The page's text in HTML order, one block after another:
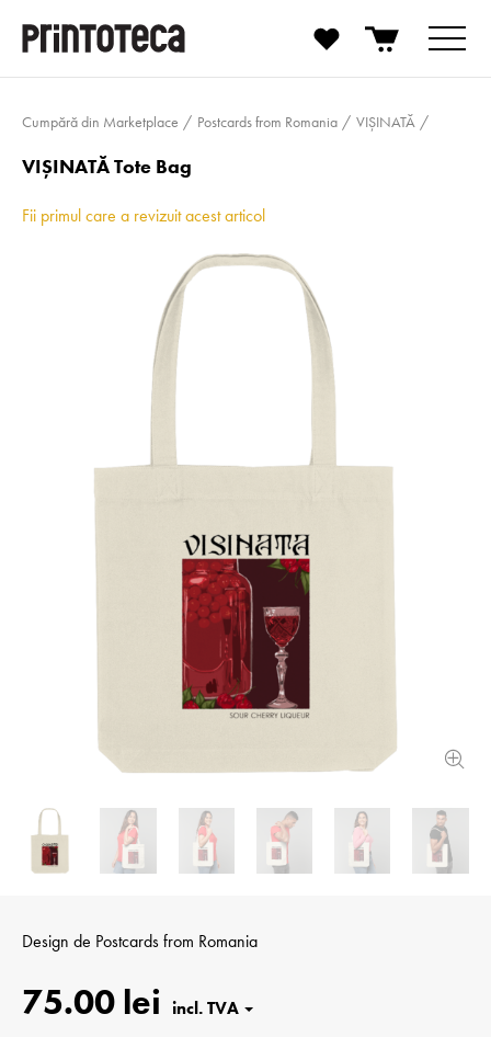
Cumpără din Marketplace Postcards from Romania VIȘINATĂ
VIȘINATĂ Tote Bag
Fii primul care a revizuit acest articol
Design de Postcards from Romania
75.00 lei